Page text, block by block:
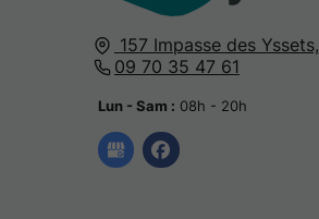
157 Impasse des Yssets,
09 70 35 47 61
Lun - Sam : 08h - 20h